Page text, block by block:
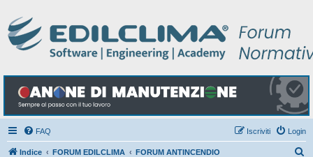
FAQ Login
Iscriviti
Indice FORUM EDILCLIMA FORUM ANTINCENDIO